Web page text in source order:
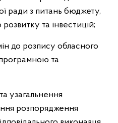
ради з питань бюджету,
та інвестицій;
до розпису обласного
та
узагальнення
розпорядження